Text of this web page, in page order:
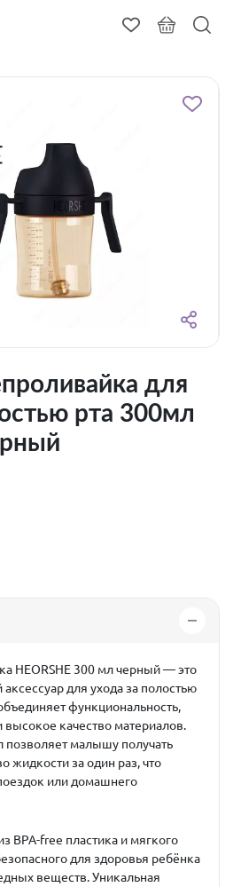
для
рта 300мл
HEORSHE 300 мл черный— это
для ухода за полостью
функциональность,
качество материалов.
малышу получать
жидкости за один раз, что
или домашнего
BPA-free пластика и мягкого
для здоровья ребёнка
веществ. Уникальная